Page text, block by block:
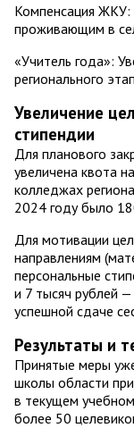
Компенсация
проживающим в
«Учитель года»:
регионального
Увеличение
стипендии
Для планового
увеличена квота
колледжах
2024 году было
Для мотивации
направлениям
персональные
и 7 тысяч рублей
успешной сдаче
Результаты и
Принятые меры
школы области
в текущем
более 50